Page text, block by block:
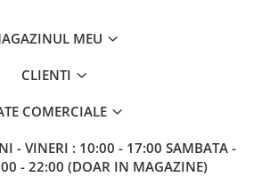
MEU
CLIENTI
COMERCIALE
- VINERI : 10:00 - 17:00 SAMBATA -
- 22:00 (DOAR IN MAGAZINE)